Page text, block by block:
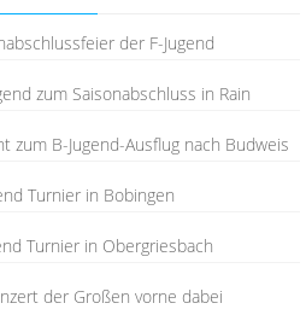
der F-Jugend
zum Saisonabschluss in Rain
zum B-Jugend-Ausflug nach Budweis
Turnier in Bobingen
Turnier in Obergriesbach
der Großen vorne dabei